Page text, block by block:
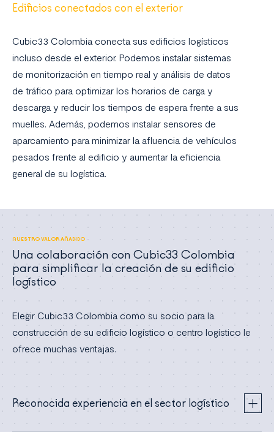
Edificios conectados con el exterior
Cubic33 Colombia conecta sus edificios logísticos
incluso desde el exterior. Podemos instalar sistemas
de monitorización en tiempo real y análisis de datos
de tráfico para optimizar los horarios de carga y
descarga y reducir los tiempos de espera frente a sus
muelles. Además, podemos instalar sensores de
aparcamiento para minimizar la afluencia de vehículos
pesados frente al edificio y aumentar la eficiencia
general de su logística.
NUESTRO VALOR AÑADIDO
Una colaboración con Cubic33 Colombia
para simplificar la creación de su edificio
logístico
Elegir Cubic33 Colombia como su socio para la
construcción de su edificio logístico o centro logístico le
ofrece muchas ventajas.
Reconocida experiencia en el sector logístico